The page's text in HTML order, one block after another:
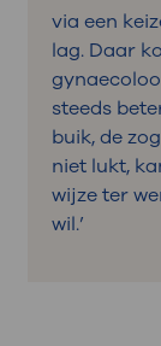
via een
lag. Daar
steeds
buik, de
niet lukt,
wijze ter
wil.’